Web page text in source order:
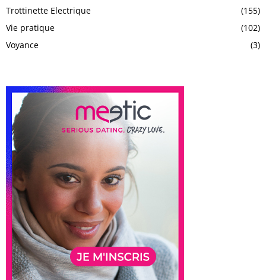
Trottinette Electrique
(155)
Vie pratique
(102)
Voyance
(3)